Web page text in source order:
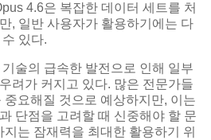
4.6은 복잡한 데이터 세트를 처
, 일반 사용자가 활용하기에는 다
있다.
술의 급속한 발전으로 인해 일부
려가 커지고 있다. 많은 전문가들
요해질 것으로 예상하지만, 이는
단점을 고려할 때 신중해야 할 문
는 잠재력을 최대한 활용하기 위